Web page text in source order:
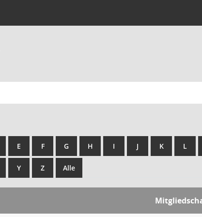
E F G H I J K L
Y Z Alle